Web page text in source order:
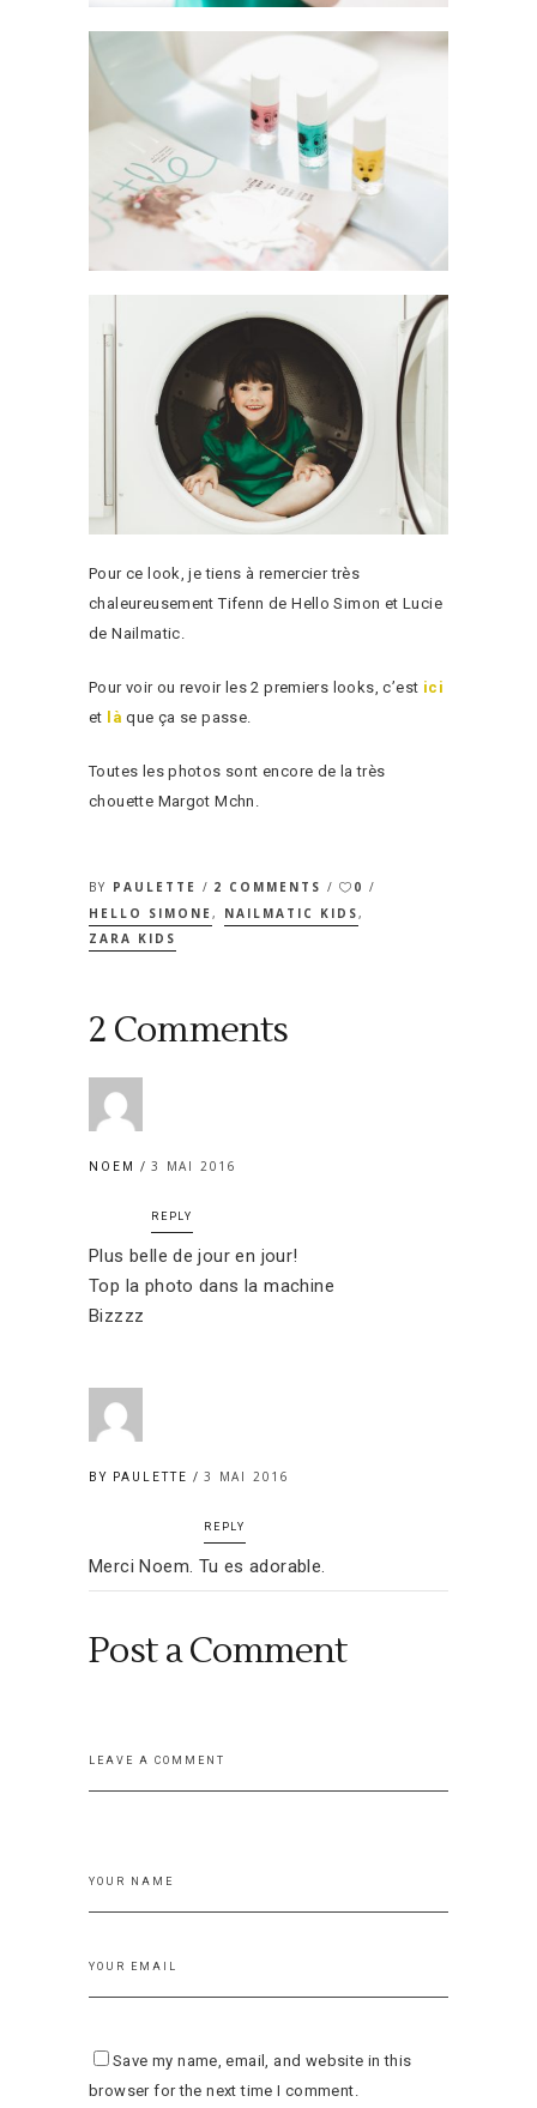
Pour ce look, je tiens à remercier très
chaleureusement Tifenn de Hello Simon et Lucie
de Nailmatic.
Pour voir ou revoir les 2 premiers looks, c’est ici
et
là que ça se passe.
Toutes les photos sont encore de la très
chouette Margot Mchn.
BY PAULETTE 2 COMMENTS
0
HELLO SIMONE, NAILMATIC KIDS,
ZARA KIDS
2 Comments
NOEM 3 MAI 2016
REPLY
Plus belle de jour en jour!
Top la photo dans la machine
Bizzzz
BY PAULETTE 3 MAI 2016
REPLY
Merci Noem. Tu es adorable.
Post a Comment
Save my name, email, and website in this
browser for the next time I comment.